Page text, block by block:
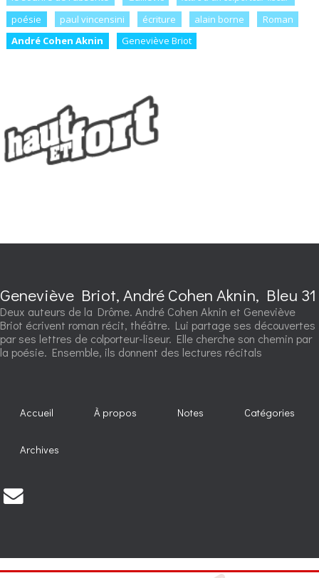
poésie
paul vincensini écriture alain borne
Roman
André Cohen Aknin
Geneviève Briot
Geneviève Briot, André Cohen Aknin, Bleu 31
Deux auteurs de la Drôme. André Cohen Aknin et Geneviève
Briot écrivent roman récit, théâtre. Lui partage ses découvertes
par ses lettres de colporteur-liseur. Elle cherche son chemin par
la poésie. Ensemble, ils donnent des lectures récitals
Accueil À propos Notes Catégories
Archives